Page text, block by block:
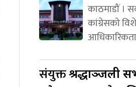
काठमाडौं ।
कांग्रेसको
संयुक्तश्रद्धाञ्जली